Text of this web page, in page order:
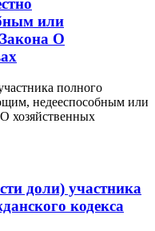
или
О
полного
недееспособным или
хозяйственных
доли) участника
кодекса